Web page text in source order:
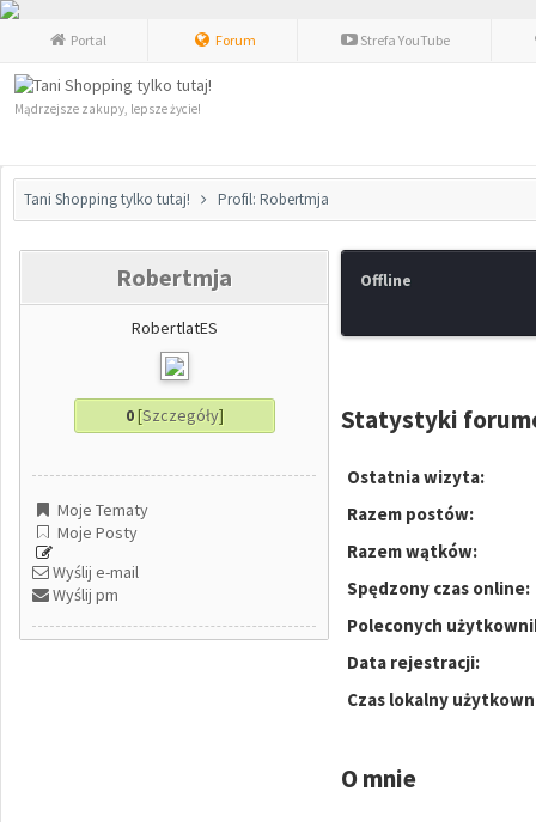
Portal Forum Strefa YouTube
Mądrzejsze zakupy, lepsze życie!
Tani Shopping tylko tutaj! Profil: Robertmja
Robertmja
RobertlatES
0[Szczegóły]
Moje Tematy
Moje Posty
Wyślij e-mail
Wyślij pm
Offline
Statystyki
Ostatnia wizyta:
Razem postów:
Razem wątków:
Spędzony czas online:
Poleconych
Data rejestracji:
Czas lokalny
O mnie